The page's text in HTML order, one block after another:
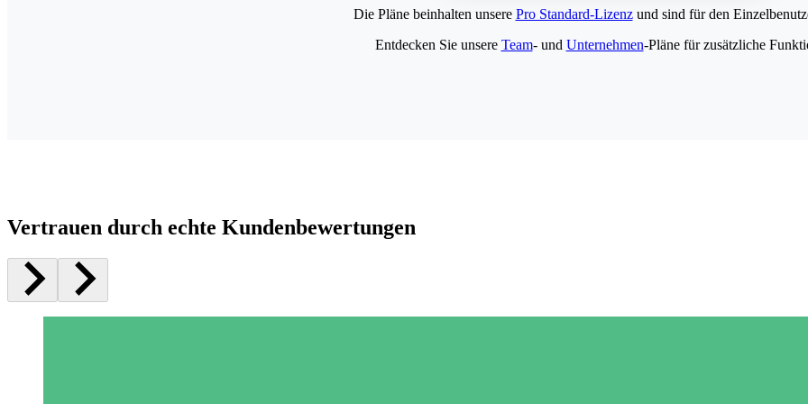
Die Pläne beinhalten unsere Pro Standard-Lizenzund sind für den
Entdecken Sie unsere Team- und Unternehmen-Pläne für zusätzliche
Vertrauen durch echte Kundenbewertungen